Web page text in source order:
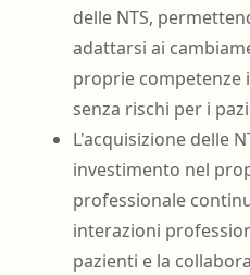
delle NTS,
adattarsi ai
proprie competenze
senza rischi per i
L'acquisizione delle
investimento nel
professionale
interazioni
pazienti e la